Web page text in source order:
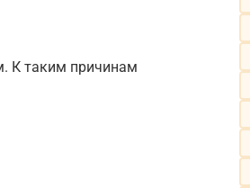
К таким причинам